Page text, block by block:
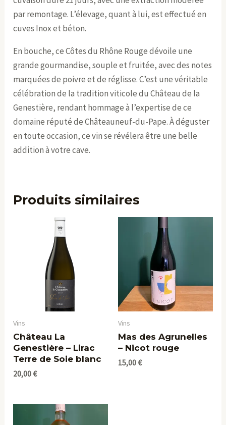
par remontage. L’élevage, quant à lui, est effectué en
cuves Inox et béton.
En bouche, ce Côtes du Rhône Rouge dévoile une
grande gourmandise, souple et fruitée, avec des notes
marquées de poivre et de réglisse. C’est une véritable
célébration de la tradition viticole du Château de la
Genestière, rendant hommage à l’expertise de ce
domaine réputé de Châteauneuf-du-Pape. À déguster
en toute occasion, ce vin se révélera être une belle
addition à votre cave.
Produits similaires
Vins
Château La
Genestière – Lirac
Terre de Soie blanc
20,00€
Vins
Mas des Agrunelles
– Nicot rouge
15,00€